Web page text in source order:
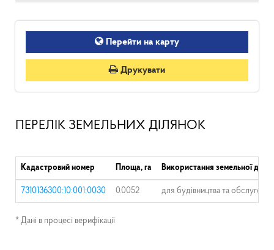
Перейти на карту
Друкувати
ПЕРЕЛІК ЗЕМЕЛЬНИХ ДІЛЯНОК
Кадастровий номер Площа, га Використання земельної
7310136300:10:001:0030 0.0052 для будівництва та
* Дані в процесі верифікації